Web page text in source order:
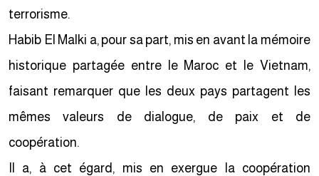
terrorisme.
Habib El Malki a, pour sa part, mis en avant la mémoire
historique partagée entre le Maroc et le Vietnam,
faisant remarquer que les deux pays partagent les
mêmes valeurs de dialogue, de paix et de
coopération.
Il a, à cet égard, mis en exergue la coopération